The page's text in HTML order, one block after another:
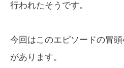
行われたそうです。
今回はこのエピソードの冒
があります。